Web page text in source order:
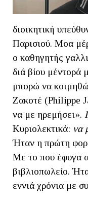
διοικητική
Παρισιού. Μοα
ο καθηγητής
διά βίου μέντορά
μπορώ να
Ζακοτέ (Philippe
να με ηρεμήσει».
Κυριολεκτικά: να
Ήταν η πρώτη
Με το που έφυγα
βιβλιοπωλείο.
εννιά χρόνια με